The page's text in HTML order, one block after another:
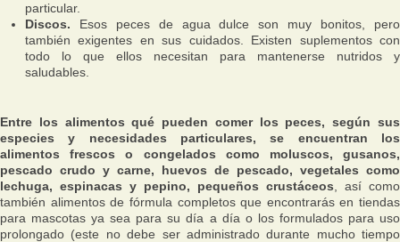
particular.
Discos. Esos peces de agua dulce son muy bonitos, pero
también exigentes en sus cuidados. Existen suplementos con
todo lo que ellos necesitan para mantenerse nutridos y
saludables.
Entre los alimentos qué pueden comer los peces, según sus
especies y necesidades particulares, se encuentran los
alimentos frescos o congelados como moluscos, gusanos,
pescado crudo y carne, huevos de pescado, vegetales como
lechuga, espinacas y pepino, pequeños crustáceos , así como
también alimentos de fórmula completos que encontrarás en tiendas
para mascotas ya sea para su día a día o los formulados para uso
prolongado (este no debe ser administrado durante mucho tiempo